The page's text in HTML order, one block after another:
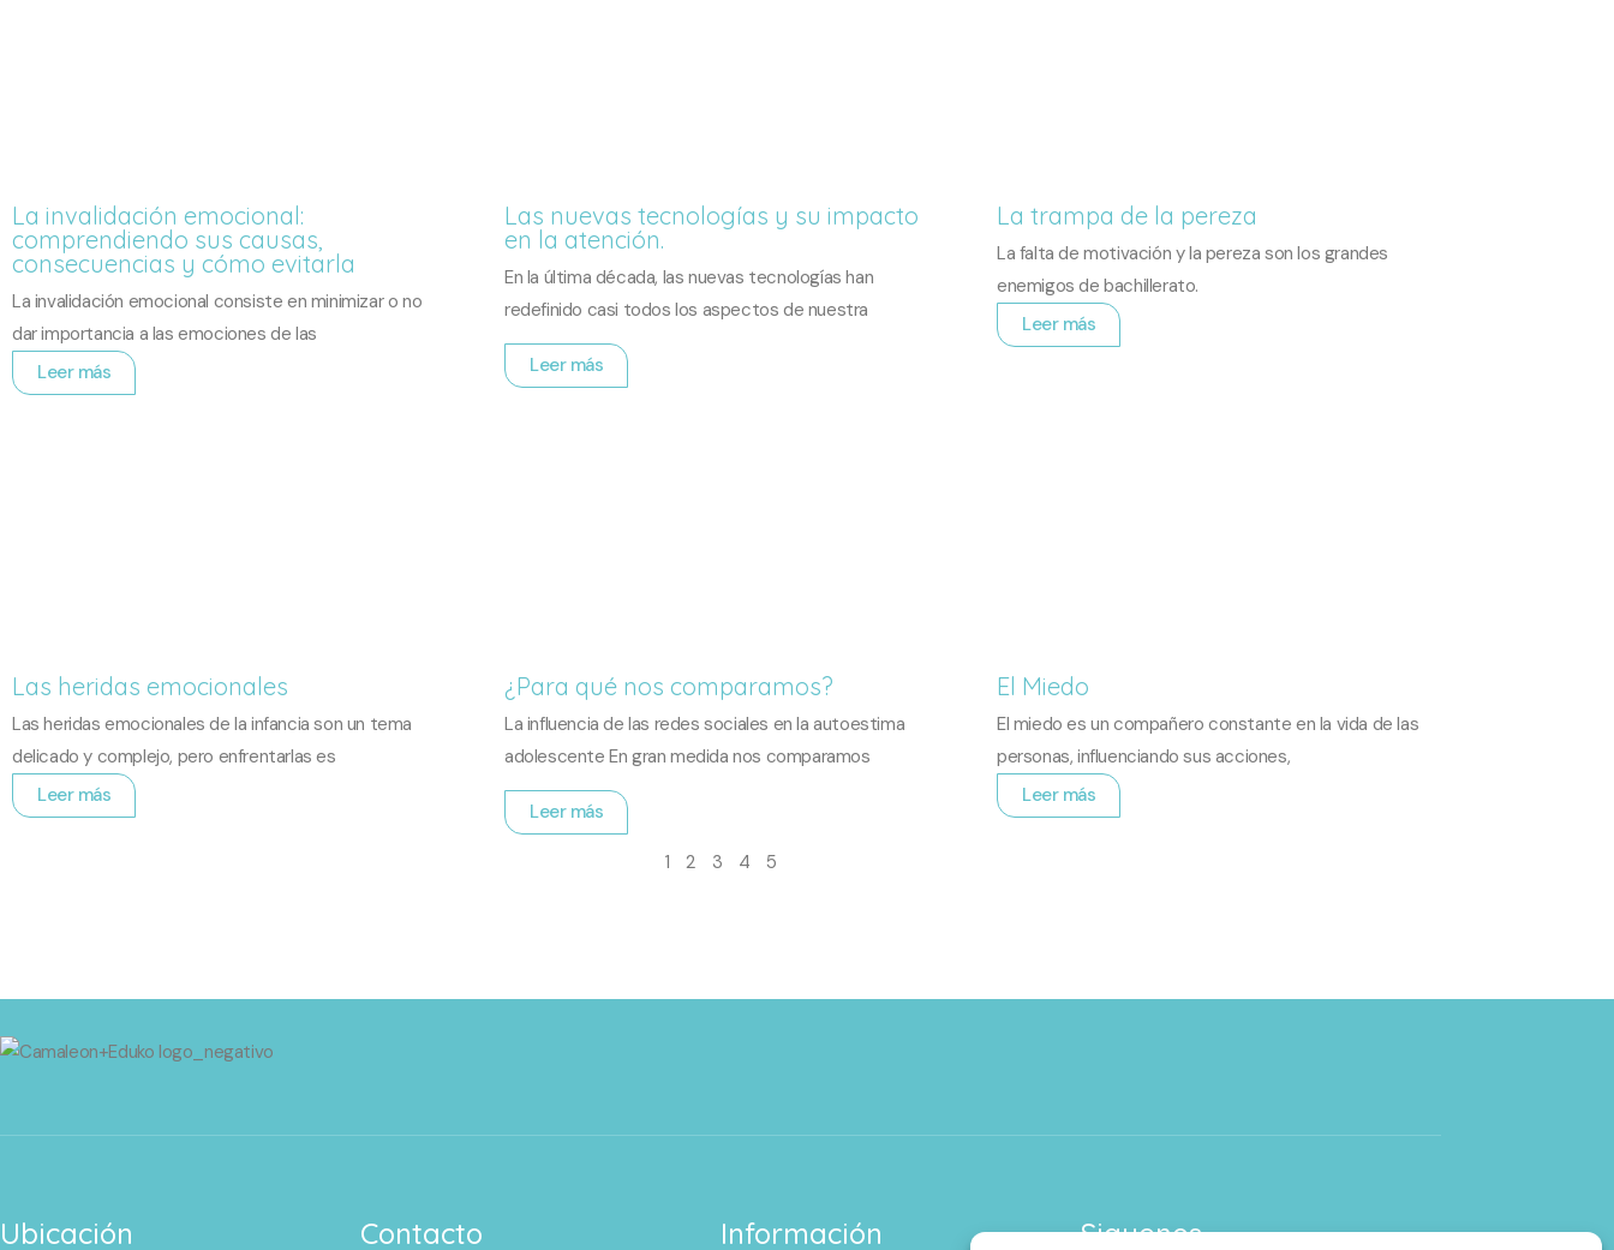
La invalidación emocional:
comprendiendo sus causas,
consecuencias y cómo evitarla
La invalidación emocional consiste en minimizar o no
dar importancia a las emociones de las
Leer más
Las nuevas tecnologías y su impacto
en la atención.
En la última década, las nuevas tecnologías han
redefinido casi todos los aspectos de nuestra
Leer más
La trampa de la pereza
La falta de motivación y la pereza son los grandes
enemigos de bachillerato.
Leer más
Las heridas emocionales
Las heridas emocionales de la infancia son un tema
delicado y complejo, pero enfrentarlas es
Leer más
¿Para qué nos comparamos?
La influencia de las redes sociales en la autoestima
adolescente En gran medida nos comparamos
Leer más
El Miedo
El miedo es un compañero constante en la vida de las
personas, influenciando sus acciones,
Leer más
1 2 3 4 5
Ubicación Contacto Información Siguenos